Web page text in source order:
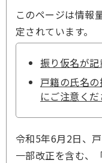
このページは情報
定されています。
振り仮名が
戸籍の氏名
にご注意くだ
令和5年6月2日、
一部改正を含む、